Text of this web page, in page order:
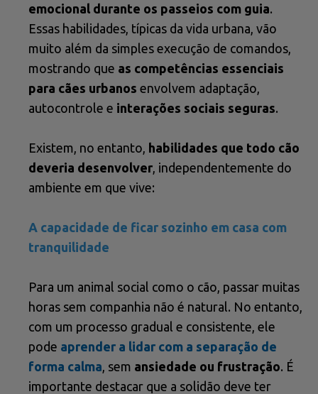
emocional durante os passeios com guia.
Essas habilidades, típicas da vida urbana, vão
muito além da simples execução de comandos,
mostrando que as competências essenciais
para cães urbanos envolvem adaptação,
autocontrole e interações sociais seguras.
Existem, no entanto, habilidades que todo cão
deveria desenvolver , independentemente do
ambiente em que vive:
A capacidade de ficar sozinho em casa com
tranquilidade
Para um animal social como o cão, passar muitas
horas sem companhia não é natural. No entanto,
com um processo gradual e consistente, ele
pode aprender a lidar com a separação de
forma calma , sem ansiedade ou frustração. É
importante destacar que a solidão deve ter